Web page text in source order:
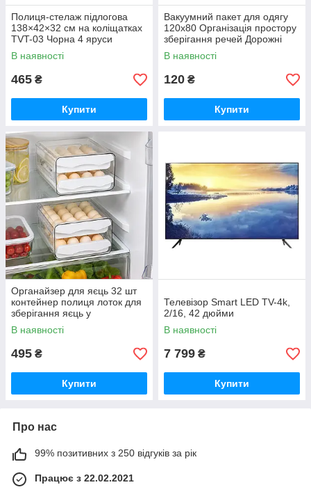
Полиця-стелаж підлогова
138×42×32 см на коліщатках
TVT-03 Чорна 4 яруси
В наявності
465 ₴
Купити
Вакуумний пакет для одягу
120x80 Організація простору
зберігання речей Дорожні
пакети для речей 80x60
В наявності
120 ₴
Купити
Органайзер для яєць 32 шт
контейнер полиця лоток для
зберігання яєць у
холодильнику
В наявності
495 ₴
Купити
Телевізор Smart LED TV-4k,
2/16, 42 дюйми
В наявності
7 799 ₴
Купити
Про нас
99% позитивних з 250 відгуків за рік
Працює з 22.02.2021